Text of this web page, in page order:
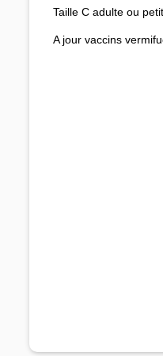
Taille C adulte ou
A jour vaccins